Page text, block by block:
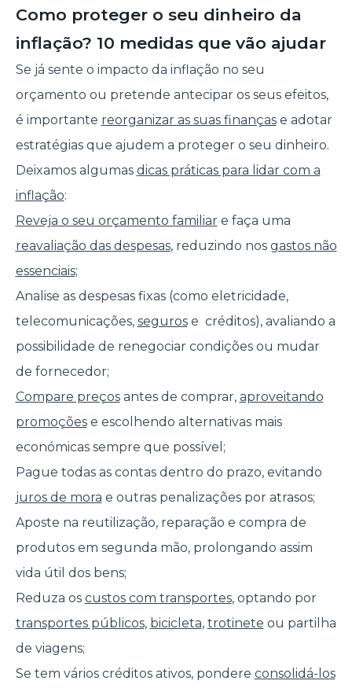
Como proteger o seu dinheiro da
inflação? 10 medidas que vão ajudar
Se já sente o impacto da inflação no seu
orçamento ou pretende antecipar os seus efeitos,
é importante reorganizar as suas finançase adotar
estratégias que ajudem a proteger o seu dinheiro.
Deixamos algumas dicas práticas para lidar com a
inflação:
Reveja o seu orçamento familiare faça uma
reavaliação das despesas, reduzindo nos gastos não
essenciais;
Analise as despesas fixas (como eletricidade,
telecomunicações, segurose créditos), avaliando a
possibilidade de renegociar condições ou mudar
de fornecedor;
Compare preçosantes de comprar, aproveitando
promoçõese escolhendo alternativas mais
económicas sempre que possível;
Pague todas as contas dentro do prazo, evitando
juros de mora e outras penalizações por atrasos;
Aposte na reutilização, reparação e compra de
produtos em segunda mão, prolongando assim
vida útil dos bens;
Reduza os custos com transportes, optando por
transportes públicos, bicicleta, trotinete ou partilha
de viagens;
Se tem vários créditos ativos, pondere consolidá-los